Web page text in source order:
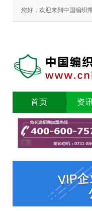
您好，欢迎来到中国编织
首页 资
广告